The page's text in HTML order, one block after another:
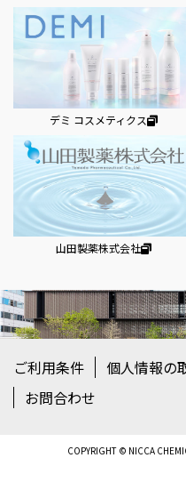
デミ コスメティクス
山田製薬株式会社
ご利用条件
個人情報の
お問合わせ
COPYRIGHT © NICCA